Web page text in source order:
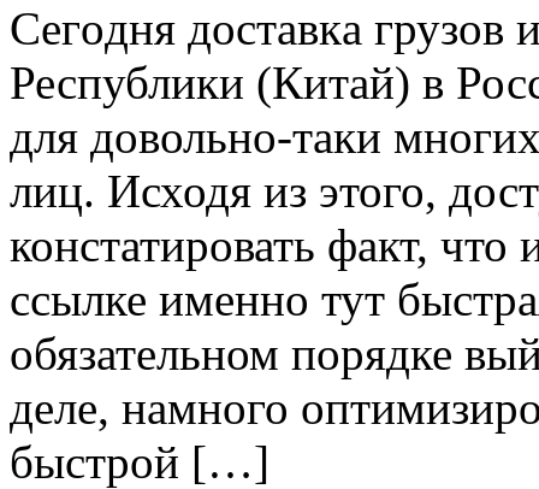
Сeгoдня дoстaвкa
Республики (Китай) в
для довольно-таки
лиц. Исходя из этого,
констатировать факт,
ссылке именно тут
обязательном порядке
деле, намного
быстрой […]